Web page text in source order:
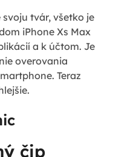
tvár, všetko je
iPhone Xs Max
a k účtom. Je
overovania
Teraz
čip